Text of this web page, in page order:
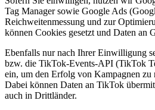
Tag Manager sowie Google Ads
Reichweitenmessung und zur
können Cookies gesetzt und Daten an
Ebenfalls nur nach Ihrer Einwilligung
bzw. die TikTok-Events-API (TikTok
ein, um den Erfolg von Kampagnen zu
Dabei können Daten an TikTok
auch in Drittländer.